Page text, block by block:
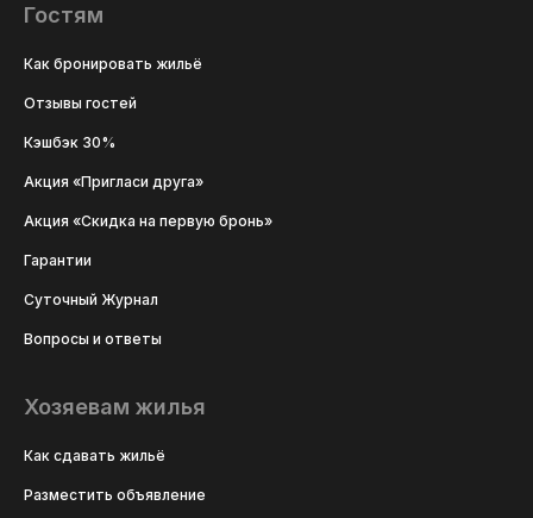
Гостям
Как бронировать жильё
Отзывы гостей
Кэшбэк 30%
Акция «Пригласи друга»
Акция «Скидка на первую бронь»
Гарантии
Суточный Журнал
Вопросы и ответы
Хозяевам жилья
Как сдавать жильё
Разместить объявление